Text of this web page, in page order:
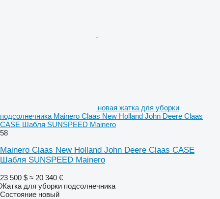
новая жатка для уборки
подсолнечника Mainero Claas New Holland John Deere Claas
CASE Шабля SUNSPEED Mainero
58
Mainero Claas New Holland John Deere Claas CASE
Шабля SUNSPEED Mainero
23 500 $ ≈ 20 340 €
Жатка для уборки подсолнечника
Состояние новый